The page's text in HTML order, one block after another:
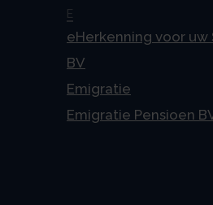
E
eHerkenning voor
BV
Emigratie
Emigratie Pensioen